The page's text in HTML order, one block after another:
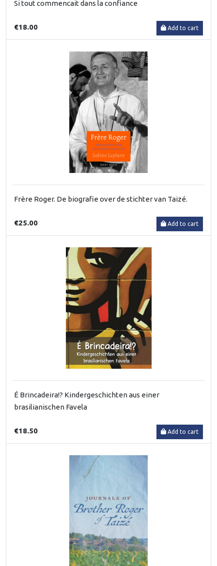
Si tout commencait dans la confiance
€18.00 Add to cart
Frère Roger. De biografie over de stichter van Taizé.
€25.00 Add to cart
É Brincadeira!? Kindergeschichten aus einer
brasilianischen Favela
€18.50 Add to cart